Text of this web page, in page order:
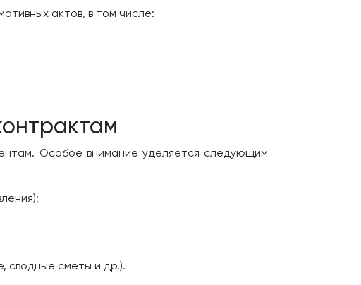
актов, в том числе:
Особое внимание уделяется следующим
сводные сметы и др.).